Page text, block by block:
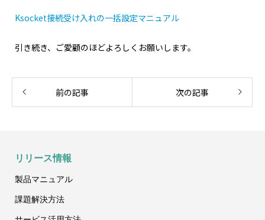
Ksocket接続受け入れの一括設定マニュアル
引き続き、ご愛顧のほどよろしくお願いします。
前の記事 次の記事
リリース情報
製品マニュアル
課題解決方法